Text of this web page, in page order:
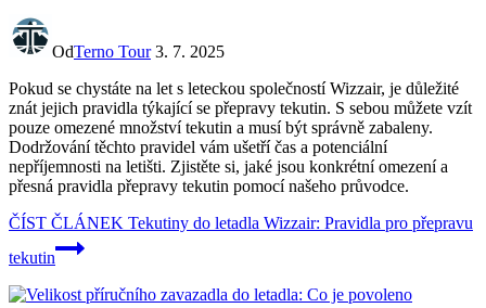
OdTerno Tour 3. 7. 2025
Pokud se chystáte na let s leteckou společností Wizzair, je důležité
znát jejich pravidla týkající se přepravy tekutin. S sebou můžete vzít
pouze omezené množství tekutin a musí být správně zabaleny.
Dodržování těchto pravidel vám ušetří čas a potenciální
nepříjemnosti na letišti. Zjistěte si, jaké jsou konkrétní omezení a
přesná pravidla přepravy tekutin pomocí našeho průvodce.
ČÍST ČLÁNEK Tekutiny do letadla Wizzair: Pravidla pro přepravu
tekutin